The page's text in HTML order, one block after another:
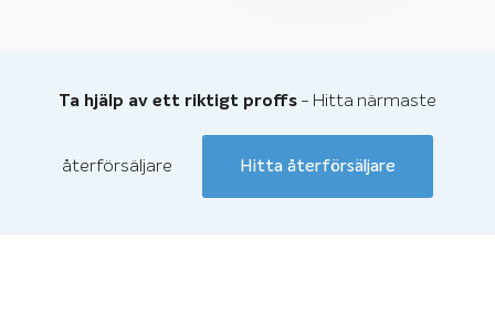
Ta hjälp av ett riktigt proffs - Hitta närmaste
återförsäljare Hitta återförsäljare